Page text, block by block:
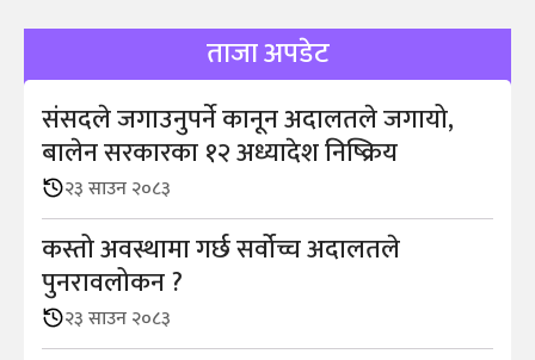
ताजा अपडेट
संसदले जगाउनुपर्ने कानून अदालतले जगायो,
बालेन सरकारका १२ अध्यादेश निष्क्रिय
२३ साउन २०८३
कस्तो अवस्थामा गर्छ सर्वोच्च अदालतले
पुनरावलोकन ?
२३ साउन २०८३